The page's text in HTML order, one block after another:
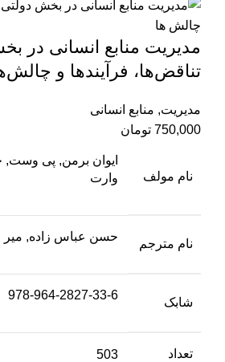
مدیریت منابع انسانی در
تناقض‌ها، فرآیندها و
مدیریت, منابع انسانی
750,000 تومان
نام مولف
ایوان برمن, پی وست,
وارت
نام مترجم
حسن عباس زاده, میر
شابک
978-964-2827-33-6
تعداد
503